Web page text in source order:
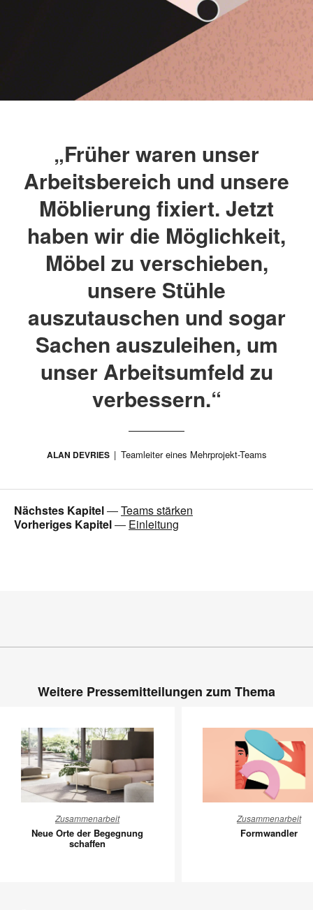
„Früher waren unser
Arbeitsbereich und unsere
Möblierung fixiert. Jetzt
haben wir die Möglichkeit,
Möbel zu verschieben,
unsere Stühle
auszutauschen und sogar
Sachen auszuleihen, um
unser Arbeitsumfeld zu
verbessern.“
ALAN DEVRIES Teamleiter eines Mehrprojekt-Teams
Nächstes Kapitel—Teams stärken
Vorheriges Kapitel— Einleitung
Weitere Pressemitteilungen zum Thema
Orte
der
Zusammenarbeit
Neue Orte der Begegnung
schaffen
Zusammenarbeit
Formwandler